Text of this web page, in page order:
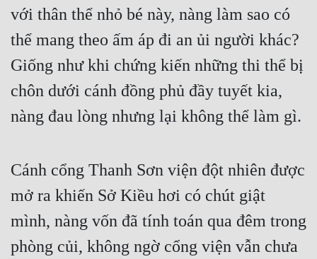
Sắc
Sủng
Thanh Xuân
Trinh Thám
Triều Đấu
Trùng Sinh
Trọng Sinh
với thân thể nhỏ bé này, nàng làm sao có
thể mang theo ấm áp đi an ủi người khác?
Giống như khi chứng kiến những thi thể bị
chôn dưới cánh đồng phủ đầy tuyết kia,
nàng đau lòng nhưng lại không thể làm gì.
Cánh cổng Thanh Sơn viện đột nhiên được
mở ra khiến Sở Kiều hơi có chút giật
mình, nàng vốn đã tính toán qua đêm trong
phòng củi, không ngờ cổng viện vẫn chưa